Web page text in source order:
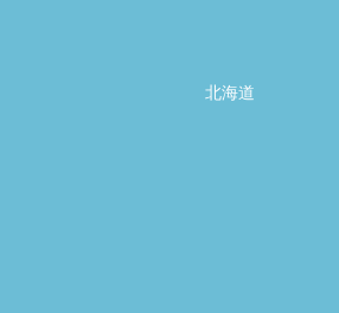
北海道